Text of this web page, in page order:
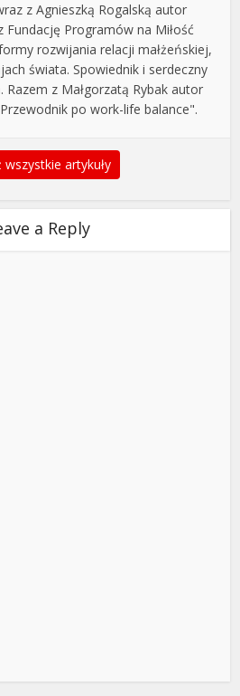
z Agnieszką Rogalską autor
Fundację Programów na Miłość
rozwijania relacji małżeńskiej,
świata. Spowiednik i serdeczny
Razem z Małgorzatą Rybak autor
po work-life balance".
wszystkie artykuły
a Reply